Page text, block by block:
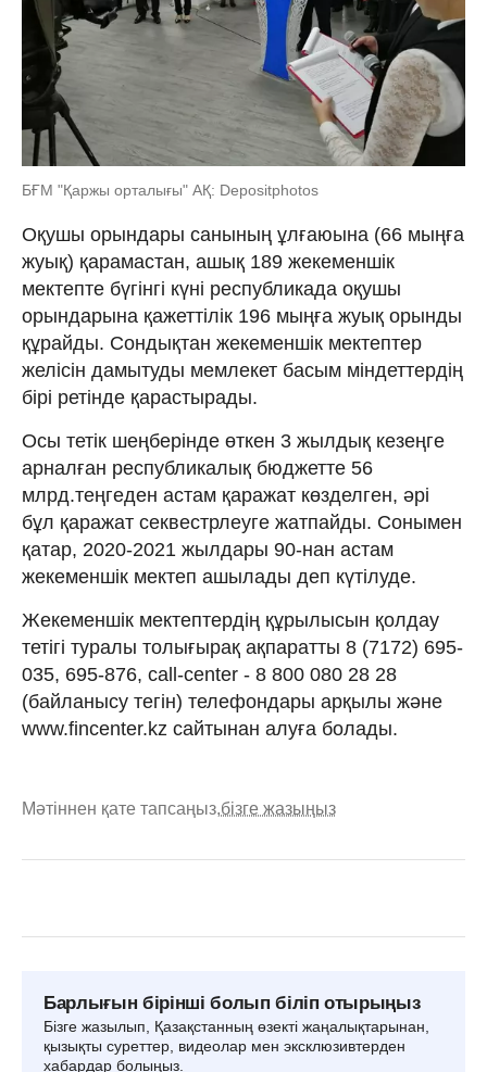
БҒМ "Қаржы орталығы" АҚ: Depositphotos
Оқушы орындары санының ұлғаюына (66 мыңға
жуық) қарамастан, ашық 189 жекеменшік
мектепте бүгінгі күні республикада оқушы
орындарына қажеттілік 196 мыңға жуық орынды
құрайды. Сондықтан жекеменшік мектептер
желісін дамытуды мемлекет басым міндеттердің
бірі ретінде қарастырады.
Осы тетік шеңберінде өткен 3 жылдық кезеңге
арналған республикалық бюджетте 56
млрд.теңгеден астам қаражат көзделген, әрі
бұл қаражат секвестрлеуге жатпайды. Сонымен
қатар, 2020-2021 жылдары 90-нан астам
жекеменшік мектеп ашылады деп күтілуде.
Жекеменшік мектептердің құрылысын қолдау
тетігі туралы толығырақ ақпаратты 8 (7172) 695-
035, 695-876, call-center - 8 800 080 28 28
(байланысу тегін) телефондары арқылы және
www.fincenter.kz сайтынан алуға болады.
Мәтіннен қате тапсаңыз,бізге жазыңыз
Барлығын бірінші болып біліп отырыңыз
Бізге жазылып, Қазақстанның өзекті жаңалықтарынан,
қызықты суреттер, видеолар мен эксклюзивтерден
хабардар болыңыз.